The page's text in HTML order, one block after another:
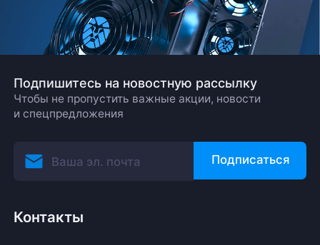
Подпишитесь на новостную рассылку
Чтобы не пропустить важные акции, новости
и спецпредложения
Подписаться
Контакты